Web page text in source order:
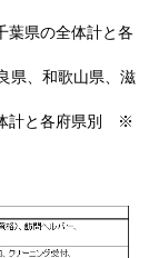
県の全体計と各
県、和歌山県、滋
計と各府県別 ※